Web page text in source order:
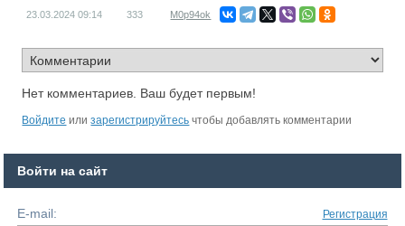
23.03.2024 09:14 333 M0p94ok
Нет комментариев. Ваш будет первым!
Войдите илизарегистрируйтесь чтобы добавлять комментарии
Войти на сайт
E-mail: Регистрация